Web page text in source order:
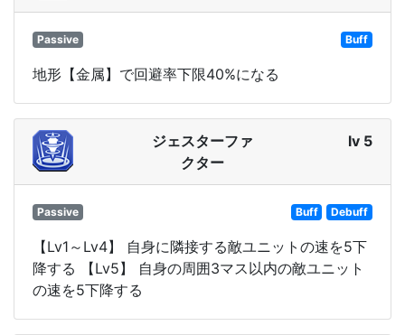
Passive Buff
地形【金属】で回避率下限40%になる
ジェスターファ
クター
lv 5
Passive Buff Debuff
【Lv1～Lv4】 自身に隣接する敵ユニットの速を5下
降する 【Lv5】 自身の周囲3マス以内の敵ユニット
の速を5下降する